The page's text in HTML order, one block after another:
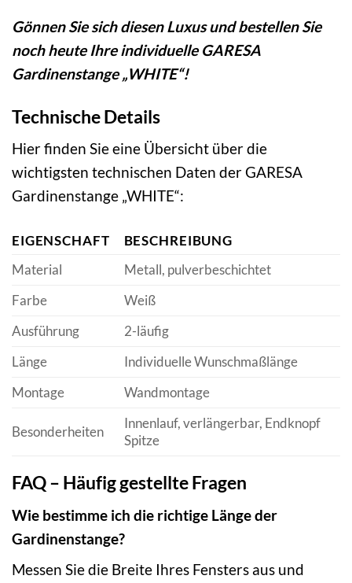
Gönnen Sie sich diesen Luxus und bestellen Sie
noch heute Ihre individuelle GARESA
Gardinenstange „WHITE“!
Technische Details
Hier finden Sie eine Übersicht über die
wichtigsten technischen Daten der GARESA
Gardinenstange „WHITE“:
EIGENSCHAFT
BESCHREIBUNG
Material
Metall, pulverbeschichtet
Farbe
Weiß
Ausführung
2-läufig
Länge
Individuelle Wunschmaßlänge
Montage
Wandmontage
Besonderheiten
Innenlauf, verlängerbar, Endknopf
Spitze
FAQ – Häufig gestellte Fragen
Wie bestimme ich die richtige Länge der
Gardinenstange?
Messen Sie die Breite Ihres Fensters aus und